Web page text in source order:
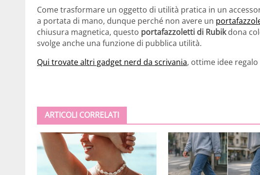
Come trasformare un oggetto di utilità pratica in un
a portata di mano, dunque perché non avere un
chiusura magnetica, questo portafazzoletti di Rubikdona
svolge anche una funzione di pubblica utilità.
Qui trovate altri gadget nerd da scrivania, ottime idee
ARTICOLI CORRELATI